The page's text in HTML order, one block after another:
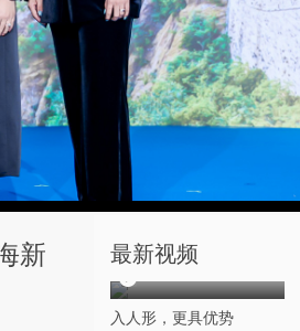
新
最新视频
入人形，更具优势